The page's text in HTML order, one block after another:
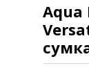
Aqua